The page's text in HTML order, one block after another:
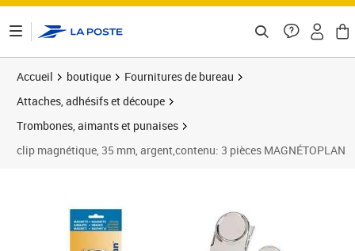
Accueil boutique
Fournitures de bureau
Attaches, adhésifs et découpe
Trombones, aimants et punaises
clip magnétique, 35 mm, argent,contenu: 3 pièces MAGNÉTOPLAN